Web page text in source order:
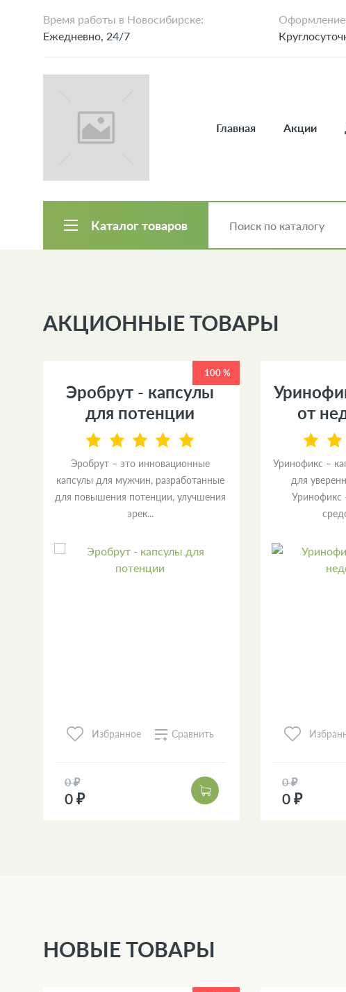
Время работы в Новосибирске:
Ежедневно, 24/7
Оформление
Главная Акции
Каталог товаров
АКЦИОННЫЕ ТОВАРЫ
100 %
Эробрут - капсулы
для потенции
Эробрут – это инновационные
капсулы для мужчин, разработанные
для повышения потенции, улучшения
эрек...
Избранное Сравнить
0 ₽
0 ₽
от
Уринофикс –
для
Уринофикс
0 ₽
0 ₽
НОВЫЕ ТОВАРЫ